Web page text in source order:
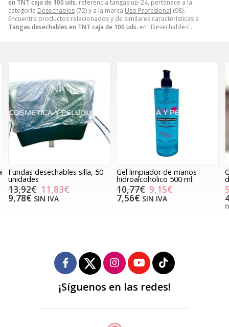
en TNT caja de 100 uds. referencia tangas up-24, pertenece a la
categoría Desechables (72) y a la marca Uso Profesional (98).
Encuentra productos relacionados y de similares características a
Tangas desechables en TNT caja de 100 uds. en "Desechables".
Gel limpiador de manos
hidroalcoholico 500 ml.
10,77€ 9,15€
7,56€SIN IVA
Guantes vinilo sin polvo caja
de 100 uds.
5,90€
4,88€SIN IVA
¡Síguenos en las redes!